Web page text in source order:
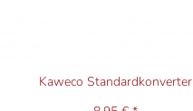
Kaweco Standardkonverter